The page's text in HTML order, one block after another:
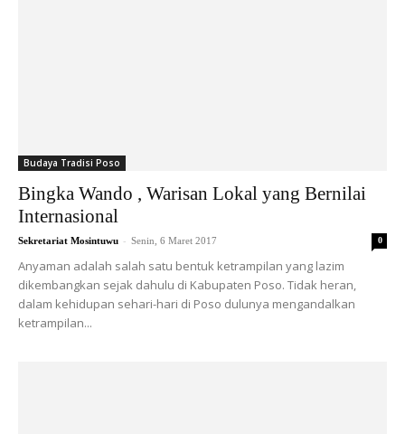
Budaya Tradisi Poso
Bingka Wando , Warisan Lokal yang Bernilai
Internasional
Sekretariat Mosintuwu - Senin, 6 Maret 2017 0
Anyaman adalah salah satu bentuk ketrampilan yang lazim
dikembangkan sejak dahulu di Kabupaten Poso. Tidak heran,
dalam kehidupan sehari-hari di Poso dulunya mengandalkan
ketrampilan...